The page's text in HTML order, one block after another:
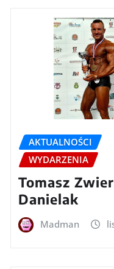
AKTUALNOŚCI
WYDARZENIA
Tomasz
Danielak
Madman